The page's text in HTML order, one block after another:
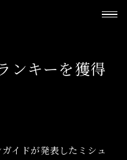
ンキーを獲得
ガイドが発表した ミシュ